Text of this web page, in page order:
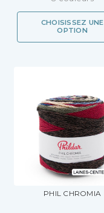
CHOISISSEZ UNE
OPTION
PHIL CHROMIA